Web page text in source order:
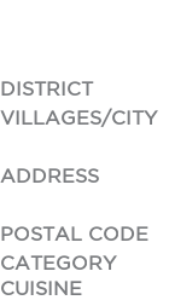
DISTRICT
VILLAGES/CITY
ADDRESS
POSTAL CODE
CATEGORY
CUISINE